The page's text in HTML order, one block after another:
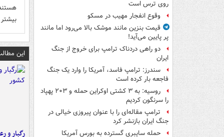
روی ترس است
وقوع انفجار مهیب در مسکو
قیمت بنزین مانند موشک بالا می‌رود اما مانند
پر پایین می‌آید!
دو راهی دردناک ترامپ برای خروج از جنگ
ایران
سندرز: ترامپ فاسد، آمریکا را وارد یک جنگ
فاجعه بار کرده است
روسیه: به ۳ کشتی اوکراین حمله و ۲۰۳ پهپاد
را سرنگون کردیم
ترامپ مقاله‌ای را با عنوان پیروزی خیالی در
جنگ ایران بازنشر کرد
حمله سایبری گسترده به بورس آمریکا
این
رگبار و